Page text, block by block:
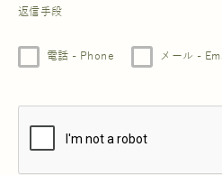
返信手段
電話 - Phone メール -